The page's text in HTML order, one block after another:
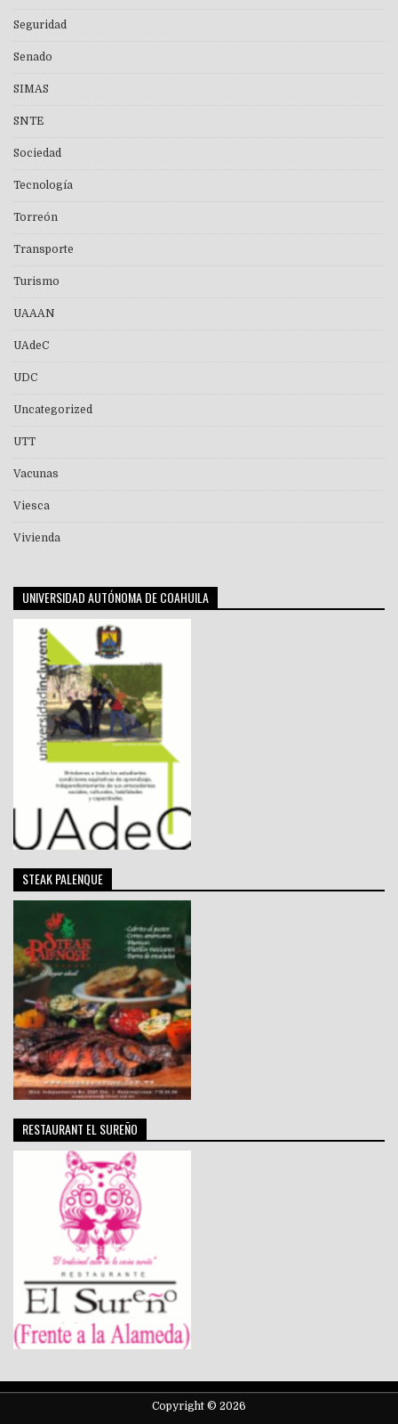
Seguridad
Senado
SIMAS
SNTE
Sociedad
Tecnología
Torreón
Transporte
Turismo
UAAAN
UAdeC
UDC
Uncategorized
UTT
Vacunas
Viesca
Vivienda
UNIVERSIDAD AUTÓNOMA DE COAHUILA
STEAK PALENQUE
RESTAURANT EL SUREÑO
Copyright © 2026